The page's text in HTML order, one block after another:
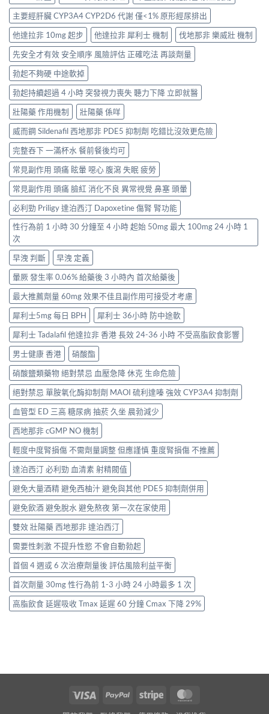
主要經肝臟 CYP3A4 CYP2D6 代謝 僅<1% 原形經尿排出
他達拉非 10mg 起步
他達拉非 犀利士 機制
伐地那非 樂威壯 機制
先安全才有效 安全順序 風險評估 正確吃法 再談劑量
勃起不夠硬 中途軟掉
勃起持續超過 4 小時 突發視力喪失 聽力下降 立即就醫
壯陽藥 作用機制
壯陽藥 係咩
威而鋼 Sildenafil 西地那非 PDE5 抑制劑 吃錯比沒效更危險
完整吞下 一滿杯水 餐前餐後均可
常見副作用 頭痛 眩暈 噁心 腹瀉 失眠 疲勞
常見副作用 頭痛 臉紅 消化不良 異常視覺 鼻塞 頭暈
必利勁 Priligy 達泊西汀 Dapoxetine 傷腎 腎功能
性行為前 1 小時 30 分鐘至 4 小時 起始 50mg 最大 100mg 24 小時 1
次
早洩 判斷
早洩 定義
暈厥 發生率 0.06% 給藥後 3 小時內 首次給藥後
最大推薦劑量 60mg 效果不佳且副作用可接受才考慮
犀利士5mg 每日 BPH
犀利士 36小時 防中途軟
犀利士 Tadalafil 他達拉非 香港 長效 24-36 小時 不受高脂飲食影響
男士健康 香港
硝酸酯
硝酸鹽類藥物 絕對禁忌 血壓急降 休克 生命危險
絕對禁忌 單胺氧化酶抑制劑 MAOI 硫利達嗪 強效 CYP3A4 抑制劑
血管型 ED 三高 糖尿病 抽菸 久坐 晨勃減少
西地那非 cGMP NO 機制
輕度中度腎損傷 不需劑量調整 但應謹慎 重度腎損傷 不推薦
達泊西汀 必利勁 血清素 射精閥值
避免大量酒精 避免西柚汁 避免與其他 PDE5 抑制劑併用
避免飲酒 避免脫水 避免熬夜 第一次在家使用
雙效 壯陽藥 西地那非 達泊西汀
需要性刺激 不提升性慾 不會自動勃起
首個 4 週或 6 次治療劑量後 評估風險利益平衡
首次劑量 30mg 性行為前 1-3 小時 24 小時最多 1 次
高脂飲食 延遲吸收 Tmax 延遲 60 分鐘 Cmax 下降 29%
Visa PayPal Stripe